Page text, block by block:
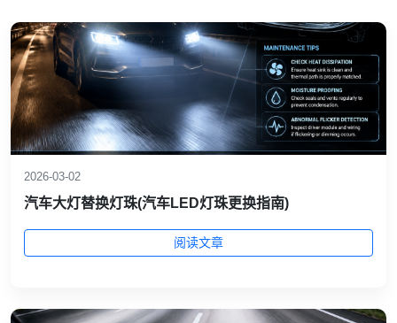
2026-03-02
汽车大灯替换灯珠(汽车LED灯珠更换指南)
阅读文章